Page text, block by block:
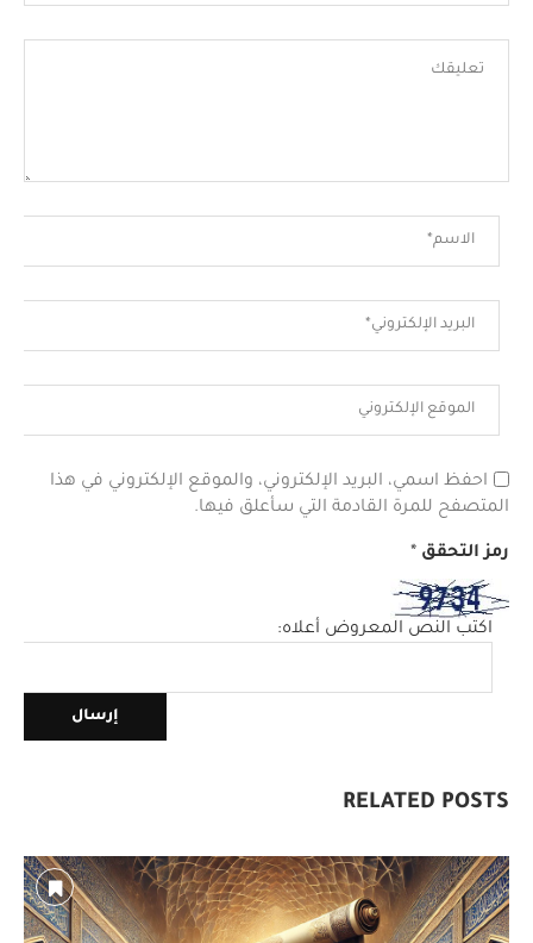
احفظ اسمي، البريد الإلكتروني، والموقع الإلكتروني في هذا
المتصفح للمرة القادمة التي سأعلق فيها.
رمز التحقق *
اكتب النص المعروض أعلاه:
RELATED POSTS